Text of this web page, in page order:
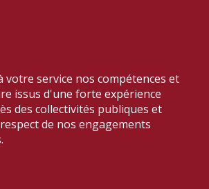
votre service nos compétences et
issus d'une forte expérience
des collectivités publiques et
de nos engagements